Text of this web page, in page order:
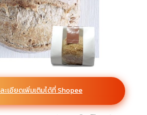
ะเอียดเพิ่มเติมได้ที่ Shopee